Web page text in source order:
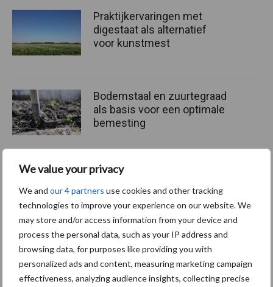
We value your privacy
We and our 4 partners use cookies and other tracking
technologies to improve your experience on our website. We
may store and/or access information from your device and
process the personal data, such as your IP address and
browsing data, for purposes like providing you with
personalized ads and content, measuring marketing campaign
effectiveness, analyzing audience insights, collecting precise
Praktijkervaringen met
digestaat als alternatief
voor kunstmest
Bodemstaal en zuurtegraad
als basis voor een optimale
bemesting
Kabinet ziet Renure als
middel om gevolgen
energiecrisis te lijf te gaan
Themapagina's